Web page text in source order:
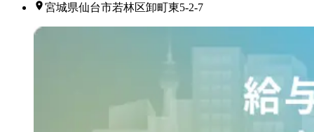
宮城県仙台市若林区卸町東5-2-7